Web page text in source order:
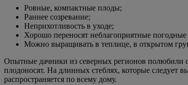
Ровные, компактные плоды;
Раннее созревание;
Неприхотливость в уходе;
Хорошо переносят неблагоприятные
Можно выращивать в теплице, в открытом
Опытные дачники из северных регионов полюбили
плодоносят. На длинных стеблях, которые
распространяется по всему дому.